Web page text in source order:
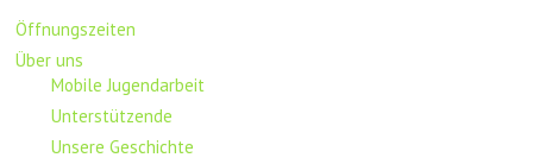
Öffnungszeiten
Über uns
Mobile Jugendarbeit
Unterstützende
Unsere Geschichte